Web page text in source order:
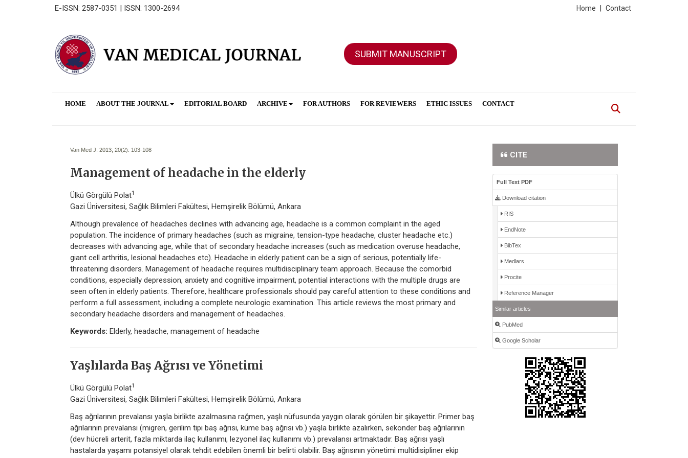
E-ISSN: 2587-0351 | ISSN: 1300-2694 Contact
Home
SUBMIT MANUSCRIPT
HOME ABOUT THE JOURNAL EDITORIAL BOARD ARCHIVE FOR AUTHORS FOR REVIEWERS ETHIC ISSUES CONTACT
Van Med J. 2013; 20(2): 103-108
Management of headache in the elderly
Ülkü Görgülü Polat1
Gazi Üniversitesi, Sağlık Bilimleri Fakültesi, Hemşirelik Bölümü, Ankara
Although prevalence of headaches declines with advancing age, headache is a common complaint in the aged
population. The incidence of primary headaches (such as migraine, tension-type headache, cluster headache etc.)
decreases with advancing age, while that of secondary headache increases (such as medication overuse headache,
giant cell arthritis, lesional headaches etc). Headache in elderly patient can be a sign of serious, potentially life-
threatening disorders. Management of headache requires multidisciplinary team approach. Because the comorbid
conditions, especially depression, anxiety and cognitive impairment, potential interactions with the multiple drugs are
seen often in elderly patients. Therefore, healthcare professionals should pay careful attention to these conditions and
perform a full assessment, including a complete neurologic examination. This article reviews the most primary and
secondary headache disorders and management of headaches.
Keywords: Elderly, headache, management of headache
Yaşlılarda Baş Ağrısı ve Yönetimi
Ülkü Görgülü Polat1
Gazi Üniversitesi, Sağlık Bilimleri Fakültesi, Hemşirelik Bölümü, Ankara
Baş ağrılarının prevalansı yaşla birlikte azalmasına rağmen, yaşlı nüfusunda yaygın olarak görülen bir şikayettir. Primer baş
ağrılarının prevalansı (migren, gerilim tipi baş ağrısı, küme baş ağrısı vb.) yaşla birlikte azalırken, sekonder baş ağrılarının
(dev hücreli arterit, fazla miktarda ilaç kullanımı, lezyonel ilaç kullanımı vb.) prevalansı artmaktadır. Baş ağrısı yaşlı
hastalarda yaşamı potansiyel olarak tehdit edebilen önemli bir belirti olabilir. Baş ağrısının yönetimi multidisipliner ekip
CITE
Full Text PDF
Download citation
RIS
EndNote
BibTex
Medlars
Procite
Reference Manager
Similar articles
PubMed
Google Scholar